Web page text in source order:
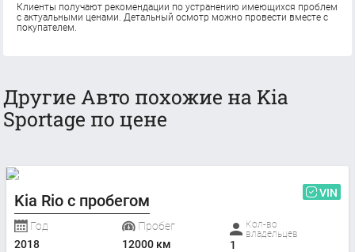
Клиенты получают рекомендации по устранению имеющихся проблем
с актуальными ценами. Детальный осмотр можно провести вместе с
покупателем.
Другие Авто похожие на Kia
Sportage по цене
Kia Rio с пробегом VIN
Год
2018
Пробег
12000 км
Кол-во
владельцев
1